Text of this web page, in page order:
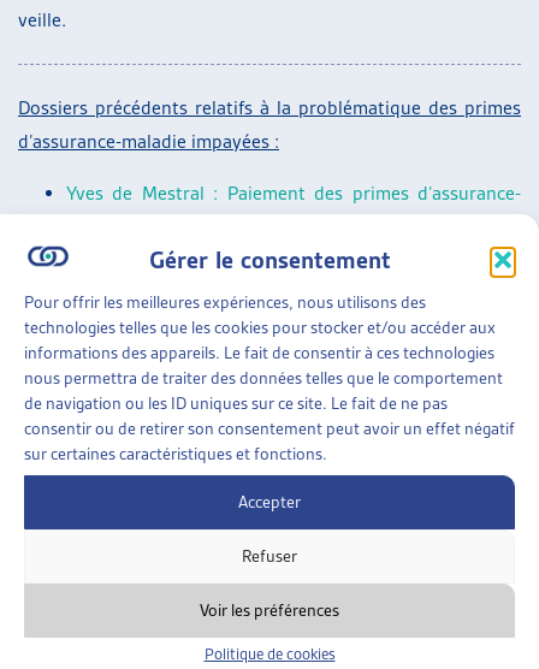
Gérer le consentement
Pour offrir les meilleures expériences, nous utilisons des
technologies telles que les cookies pour stocker et/ou accéder aux
informations des appareils. Le fait de consentir à ces technologies
nous permettra de traiter des données telles que le comportement
de navigation ou les ID uniques sur ce site. Le fait de ne pas
consentir ou de retirer son consentement peut avoir un effet négatif
sur certaines caractéristiques et fonctions.
Accepter
Refuser
Voir les préférences
Politique de cookies
veille.
Dossiers précédents relatifs à la problématique des primes
d’assurance-maladie impayées :
Yves de Mestral : Paiement des primes d’assurance-
poursuites de la Ville de Zurich, Dossier du mois,
février 2022
Paola Stanić : Primes d’assurance-maladie impayées : à
petits pas vers une meilleure solution ? Dossier Veille,
mai 2021.
Florence Meyer, Martine Kurth, Sébastien Mercier :
Jeunes endetté-es à la majorité parce que leurs
parents n’ont pas payé leurs primes d’assurance-
maladie, Dossier Veille, octobre 2017.
Veille parlementaire générale :
Un résumé des objets parlementaires sur les thèmes suivis
par l’Artias se trouve dans la« Synthèse des travaux